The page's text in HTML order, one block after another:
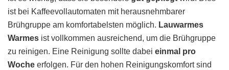
ist bei Kaffeevollautomaten mit herausnehmbarer
Brühgruppe am komfortabelsten möglich. Lauwarmes
Warmes ist vollkommen ausreichend, um die Brühgruppe
zu reinigen. Eine Reinigung sollte dabei einmal pro
Woche erfolgen. Für den hohen Reinigungskomfort sind